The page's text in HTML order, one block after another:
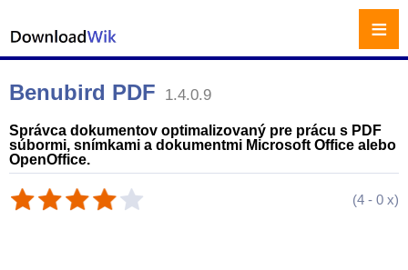
Benubird PDF 1.4.0.9
Správca dokumentov optimalizovaný pre prácu s PDF
súbormi, snímkami a dokumentmi Microsoft Office alebo
OpenOffice.
(4 - 0 x)
≡